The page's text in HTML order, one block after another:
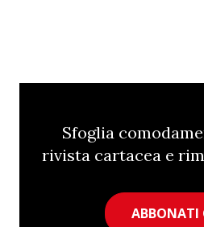
Sfoglia
rivista cartacea e
ABBONATI